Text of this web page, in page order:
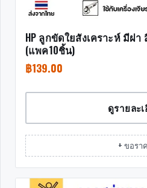
HP ลูกขัดใยสังเคราะห์ มีฝา
(แพค10ชิ้น)
฿139.00
ดูรายละ
+ ขอรา